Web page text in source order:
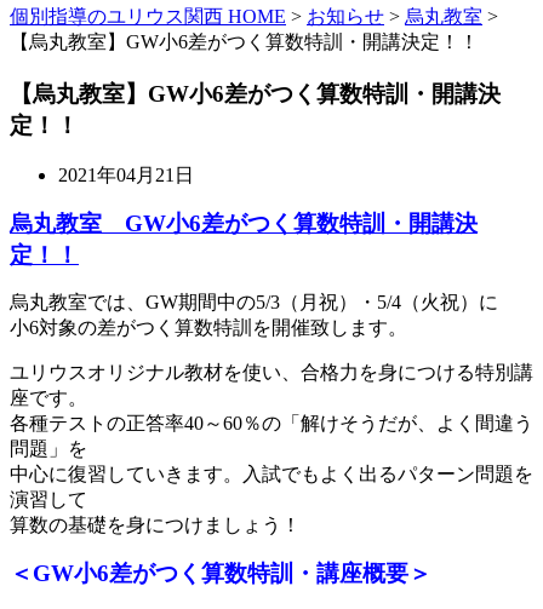
個別指導のユリウス関西 HOME > お知らせ > 烏丸教室 >
【烏丸教室】GW小6差がつく算数特訓・開講決定！！
【烏丸教室】GW小6差がつく算数特訓・開講決
定！！
2021年04月21日
烏丸教室 GW小6差がつく算数特訓
・開講決
定！！
烏丸教室では、GW期間中の5/3（月祝）・5/4（火祝）に
小6対象の差がつく算数特訓を開催致します。
ユリウスオリジナル教材を使い、合格力を身につける特別講
座です。
各種テストの正答率40～60％の「解けそうだが、よく間違う
問題」を
中心に復習していきます。入試でもよく出るパターン問題を
演習して
算数の基礎を身につけましょう！
＜GW小6差がつく算数特訓・講座概要＞